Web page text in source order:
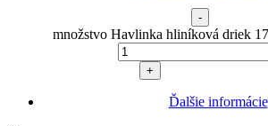
-
množstvo Havlinka hliníková driek
+
Ďalšie informácie